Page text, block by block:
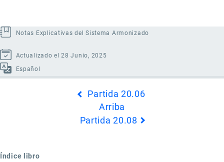
Notas Explicativas del Sistema Armonizado
Actualizado el 28 Junio, 2025
Español
Partida 20.06
Arriba
Partida 20.08
Índice libro